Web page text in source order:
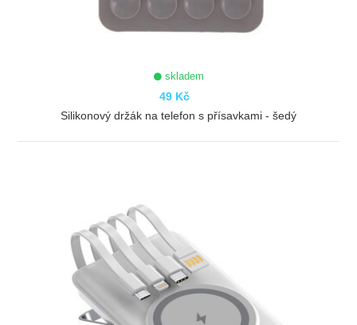
skladem
49 Kč
Silikonový držák na telefon s přísavkami - šedý